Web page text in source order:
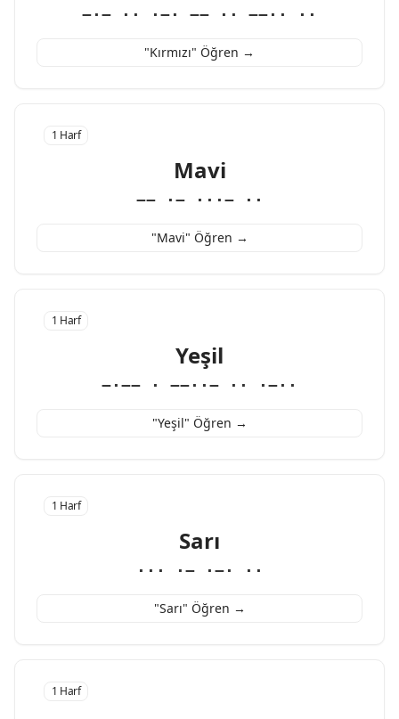
−·− ·· ·−· −− ·· −−·· ··
"Kırmızı" Öğren →
1 Harf
Mavi
−− ·− ···− ··
"Mavi" Öğren →
1 Harf
Yeşil
−·−− · −−··− ·· ·−··
"Yeşil" Öğren →
1 Harf
Sarı
··· ·− ·−· ··
"Sarı" Öğren →
1 Harf